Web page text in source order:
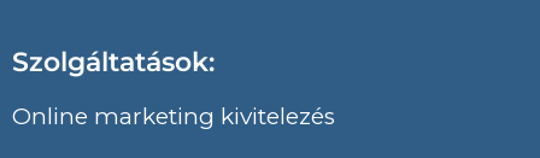
Szolgáltatások:
Online marketing kivitelezés